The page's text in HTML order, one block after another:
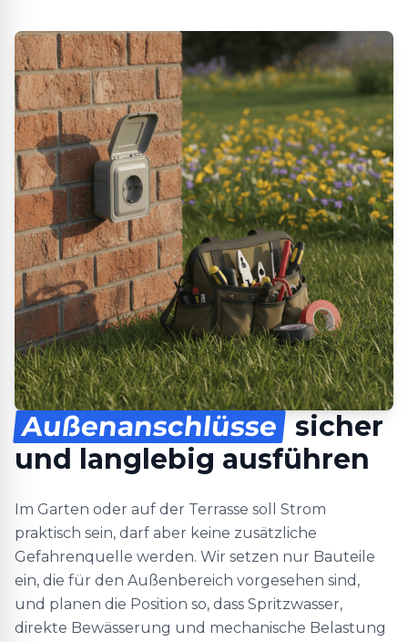
Außenanschlüsse sicher
und langlebig ausführen
Im Garten oder auf der Terrasse soll Strom
praktisch sein, darf aber keine zusätzliche
Gefahrenquelle werden. Wir setzen nur Bauteile
ein, die für den Außenbereich vorgesehen sind,
und planen die Position so, dass Spritzwasser,
direkte Bewässerung und mechanische Belastung